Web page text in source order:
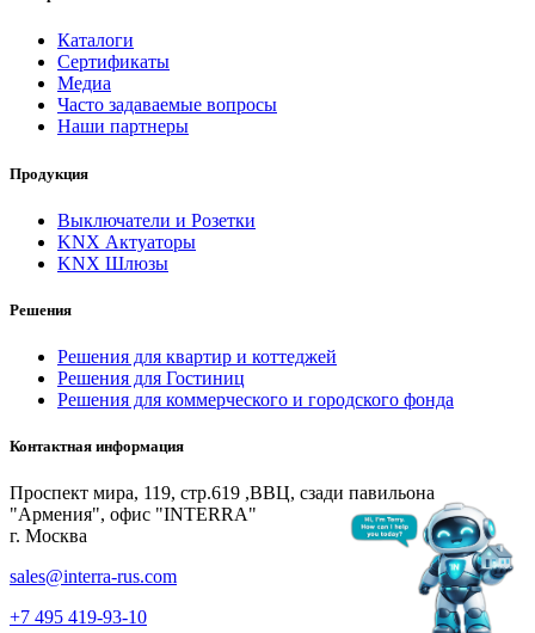
Каталоги
Сертификаты
Медиа
Часто задаваемые вопросы
Наши партнеры
Продукция
Выключатели и Розетки
KNX Актуаторы
KNX Шлюзы
Решения
Решения для квартир и коттеджей
Решения для Гостиниц
Решения для коммерческого и городского фонда
Контактная информация
Проспект мира, 119, стр.619 ,ВВЦ, сзади павильона
"Армения", офис "INTERRA"
г. Москва
sales@interra-rus.com
+7 495 419-93-10